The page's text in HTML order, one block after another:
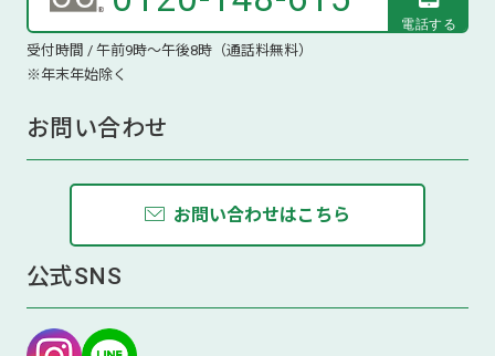
受付時間 / 午前9時～午後8時（通話料無料）
※年末年始除く
お問い合わせ
お問い合わせはこちら
公式SNS